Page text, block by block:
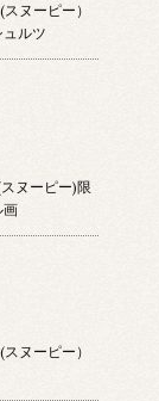
ヌーピー）
ルツ
ヌーピー)限
画
ヌーピー）